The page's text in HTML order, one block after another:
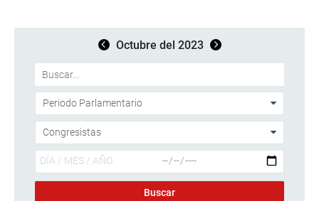
Octubre del 2023